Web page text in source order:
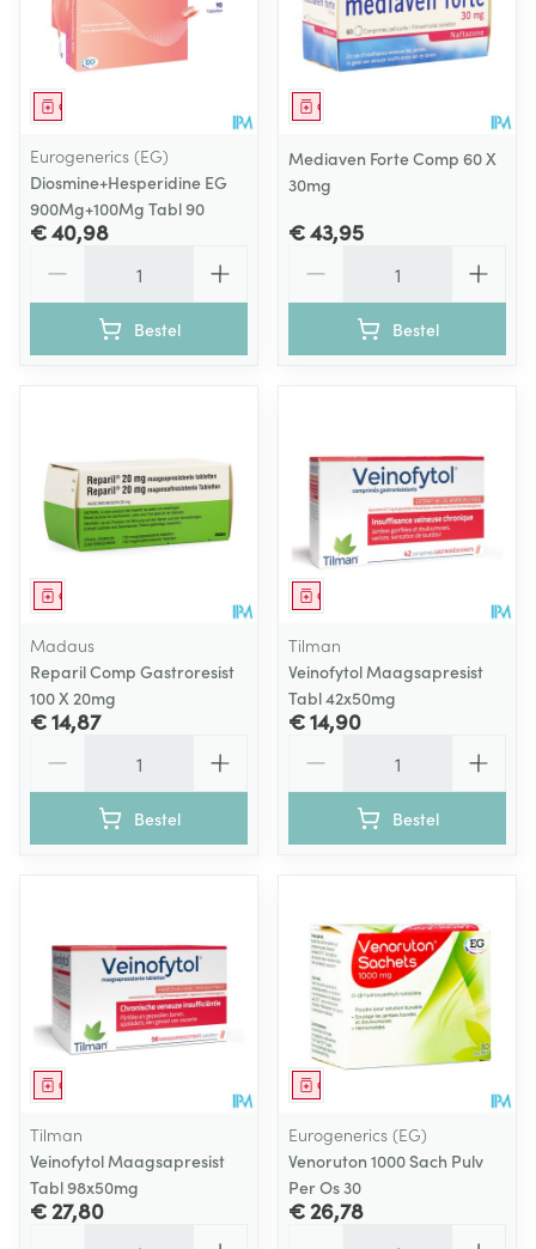
Geneesmiddel
Eurogenerics (EG)
Diosmine+Hesperidine EG
900Mg+100Mg Tabl 90
€ 40,98
Bestel
Geneesmiddel
Mediaven Forte Comp 60 X
30mg
€ 43,95
Bestel
Geneesmiddel
Madaus
Reparil Comp Gastroresist
100 X 20mg
€ 14,87
Bestel
Geneesmiddel
Tilman
Veinofytol Maagsapresist
Tabl 42x50mg
€ 14,90
Bestel
Geneesmiddel
Tilman
Veinofytol Maagsapresist
Tabl 98x50mg
€ 27,80
Geneesmiddel
Eurogenerics (EG)
Venoruton 1000 Sach Pulv
Per Os 30
€ 26,78